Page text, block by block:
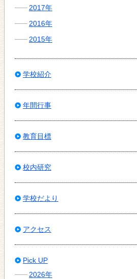
2017年
2016年
2015年
学校紹介
年間行事
教育目標
校内研究
学校だより
アクセス
Pick UP
2026年